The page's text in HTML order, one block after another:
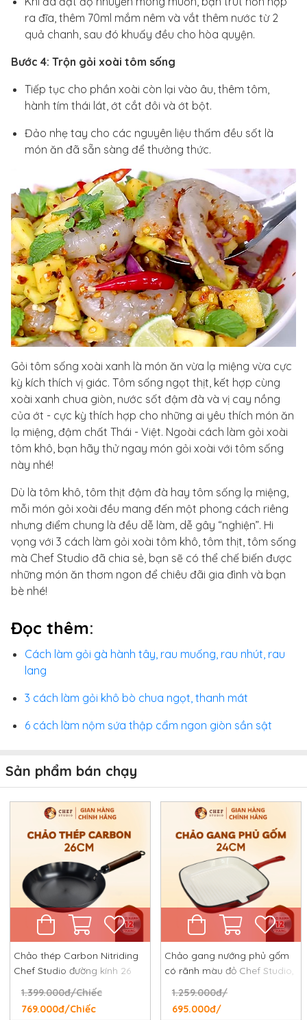
ra đĩa, thêm 70ml mắm nêm và vắt thêm nước từ 2
quả chanh, sau đó khuấy đều cho hòa quyện.
Bước 4: Trộn gỏi xoài tôm sống
Tiếp tục cho phần xoài còn lại vào âu, thêm tôm,
hành tím thái lát, ớt cắt đôi và ớt bột.
Đảo nhẹ tay cho các nguyên liệu thấm đều sốt là
món ăn đã sẵn sàng để thưởng thức.
Gỏi tôm sống xoài xanh là món ăn vừa lạ miệng vừa cực
kỳ kích thích vị giác. Tôm sống ngọt thịt, kết hợp cùng
xoài xanh chua giòn, nước sốt đậm đà và vị cay nồng
của ớt - cực kỳ thích hợp cho những ai yêu thích món ăn
lạ miệng, đậm chất Thái - Việt. Ngoài cách làm gỏi xoài
tôm khô, bạn hãy thử ngay món gỏi xoài với tôm sống
này nhé!
Dù là tôm khô, tôm thịt đậm đà hay tôm sống lạ miệng,
mỗi món gỏi xoài đều mang đến một phong cách riêng
nhưng điểm chung là đều dễ làm, dễ gây “nghiện”. Hi
vọng với 3 cách làm gỏi xoài tôm khô, tôm thịt, tôm sống
mà Chef Studio đã chia sẻ, bạn sẽ có thể chế biến được
những món ăn thơm ngon để chiêu đãi gia đình và bạn
bè nhé!
Đọc thêm:
Cách làm gỏi gà hành tây, rau muống, rau nhút, rau
lang
3 cách làm gỏi khô bò chua ngọt, thanh mát
6 cách làm nộm sứa thập cẩm ngon giòn sần sật
Sản phẩm bán chạy
Chảo thép Carbon Nitriding
Chef Studio đường kính 26
cm, chống dính tự nhiên,
chống rỉ, chống xước
1.399.000đ/Chiếc
769.000đ/Chiếc
Chảo gang nướng phủ gốm
có rãnh màu đỏ Chef Studio,
đường kính 24 cm
1.259.000đ/
695.000đ/